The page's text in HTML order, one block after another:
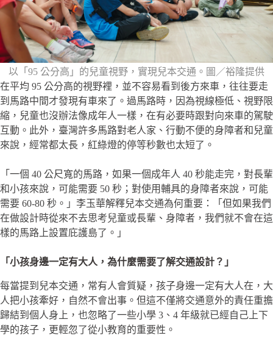
以「95 公分高」的兒童視野，實現兒本交通。圖／裕隆提供
在平均 95 公分高的視野裡，並不容易看到後方來車，往往要走
到馬路中間才發現有車來了。過馬路時，因為視線極低、視野限
縮，兒童也沒辦法像成年人一樣，在有必要時跟對向來車的駕駛
互動。此外，臺灣許多馬路對老人家、行動不便的身障者和兒童
來說，經常都太長，紅綠燈的停等秒數也太短了。
「一個 40 公尺寬的馬路，如果一個成年人 40 秒能走完，對長輩
和小孩來說，可能需要 50 秒；對使用輔具的身障者來說，可能
需要 60-80 秒。」李玉華解釋兒本交通為何重要：「但如果我們
在做設計時從來不去思考兒童或長輩、身障者，我們就不會在這
樣的馬路上設置庇護島了。」
「小孩身邊一定有大人，為什麼需要了解交通設計？」
每當提到兒本交通，常有人會質疑，孩子身邊一定有大人在，大
人把小孩牽好，自然不會出事。但這不僅將交通意外的責任重擔
歸結到個人身上，也忽略了一些小學 3、4 年級就已經自己上下
學的孩子，更輕忽了從小教育的重要性。